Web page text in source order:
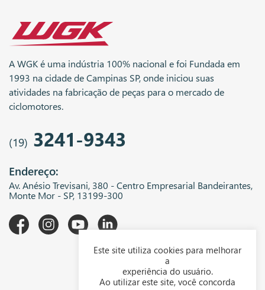
A WGK é uma indústria 100% nacional e foi Fundada em
1993 na cidade de Campinas SP, onde iniciou suas
atividades na fabricação de peças para o mercado de
ciclomotores.
(19) 3241-9343
Endereço:
Av. Anésio Trevisani, 380 - Centro Empresarial Bandeirantes,
Monte Mor - SP, 13199-300
Downloads
Este site utiliza cookies para melhorar
a
experiência do usuário.
Ao utilizar este site, você concorda